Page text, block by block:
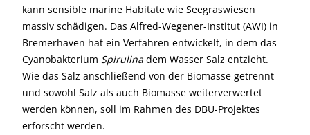
kann sensible marine Habitate wie Seegraswiesen
massiv schädigen. Das Alfred-Wegener-Institut (AWI) in
Bremerhaven hat ein Verfahren entwickelt, in dem das
Cyanobakterium Spirulina dem Wasser Salz entzieht.
Wie das Salz anschließend von der Biomasse getrennt
und sowohl Salz als auch Biomasse weiterverwertet
werden können, soll im Rahmen des DBU-Projektes
erforscht werden.